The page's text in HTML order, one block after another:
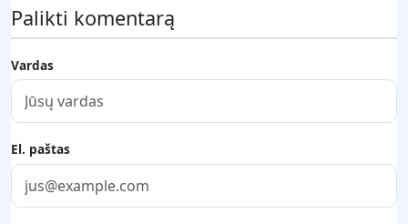
Palikti komentarą
Vardas
El. paštas